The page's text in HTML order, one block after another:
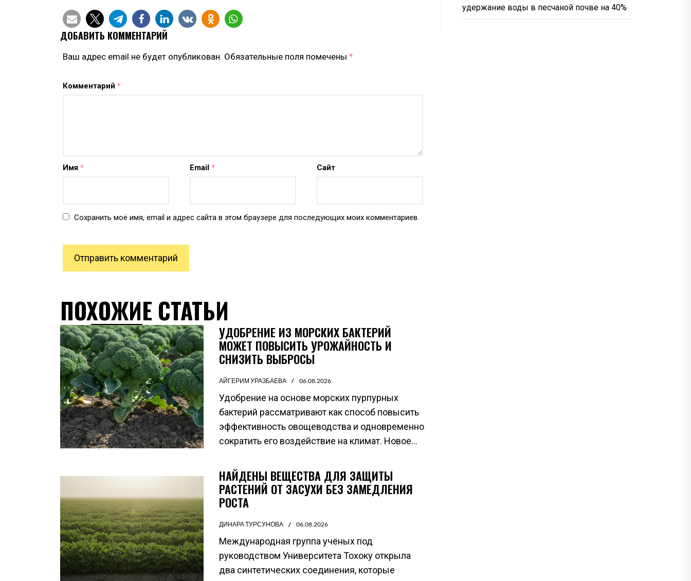
ДОБАВИТЬ КОММЕНТАРИЙ
Ваш адрес email не будет опубликован. Обязательные поля помечены *
Комментарий *
Имя * Email * Сайт
Сохранить моё имя, email и адрес сайта в этом браузере для последующих моих комментариев.
ПОХОЖИЕ СТАТЬИ
УДОБРЕНИЕ ИЗ МОРСКИХ БАКТЕРИЙ
МОЖЕТ ПОВЫСИТЬ УРОЖАЙНОСТЬ И
СНИЗИТЬ ВЫБРОСЫ
АЙГЕРИМ УРАЗБАЕВА 06.08.2026
Удобрение на основе морских пурпурных
бактерий рассматривают как способ повысить
эффективность овощеводства и одновременно
сократить его воздействие на климат. Новое...
НАЙДЕНЫ ВЕЩЕСТВА ДЛЯ ЗАЩИТЫ
РАСТЕНИЙ ОТ ЗАСУХИ БЕЗ ЗАМЕДЛЕНИЯ
РОСТА
ДИНАРА ТУРСУНОВА 06.08.2026
Международная группа учёных под
руководством Университета Тохоку открыла
два синтетических соединения, которые
удержание воды в песчаной почве на 40%